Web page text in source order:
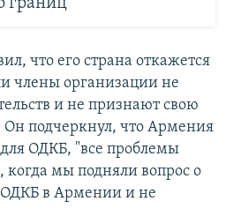
что его страна откажется
члены организации не
и не признают свою
Он подчеркнул, что Армения
ОДКБ, "все проблемы
когда мы подняли вопрос о
ОДКБ в Армении и не